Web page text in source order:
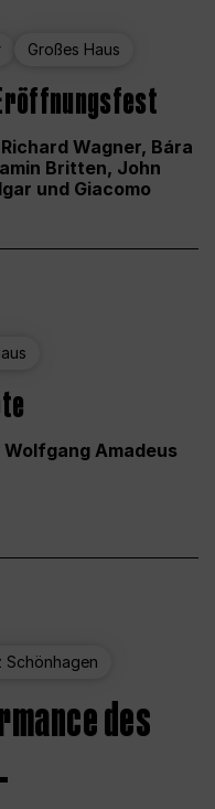
Großes Haus
Wagner, Bára
Britten, John
und Giacomo
Amadeus
Schönhagen
des